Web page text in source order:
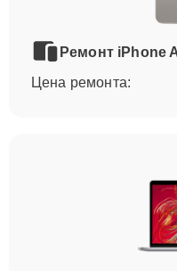
Ремонт iPhone
Цена ремонта: